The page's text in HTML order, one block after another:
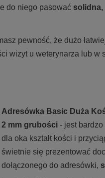
do niego pasować solidna,
pewność, że dużo
wizyt u weterynarza lub w
Adresówka Basic Duża
2 mm grubości - jest bardzo
dla oka kształt kości i
świetnie się prezentować
dołączonego do adresówki,